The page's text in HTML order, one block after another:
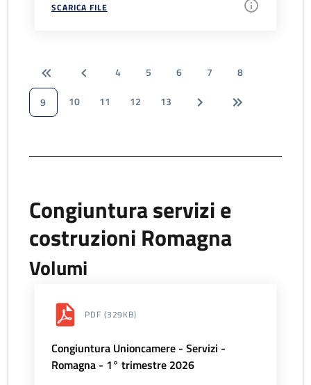
SCARICA FILE
4 5 6 7
8
9
10 11 12 13
Congiuntura servizi e
costruzioni Romagna
Volumi
PDF (329KB)
Congiuntura Unioncamere - Servizi -
Romagna - 1° trimestre 2026